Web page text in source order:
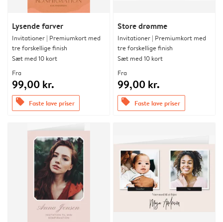
Lysende farver
Invitationer | Premiumkort med
tre forskellige finish
Sæt med 10 kort
Fra
99,00 kr.
offers Faste lave priser
Store drømme
Invitationer | Premiumkort med
tre forskellige finish
Sæt med 10 kort
Fra
99,00 kr.
offers Faste lave priser